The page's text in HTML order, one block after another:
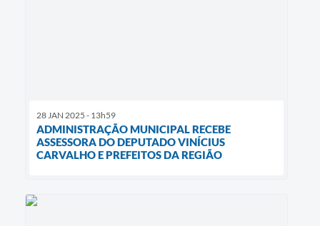
28 JAN 2025 - 13h59
ADMINISTRAÇÃO MUNICIPAL RECEBE
ASSESSORA DO DEPUTADO VINÍCIUS
CARVALHO E PREFEITOS DA REGIÃO